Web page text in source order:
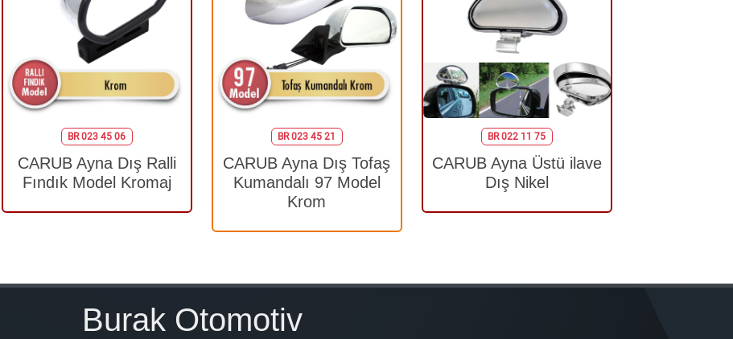
BR 023 45 06
CARUB Ayna Dış Ralli
Fındık Model Kromaj
BR 023 45 21
CARUB Ayna Dış Tofaş
Kumandalı 97 Model
Krom
BR 022 11 75
CARUB Ayna Üstü ilave
Dış Nikel
Burak Otomotiv